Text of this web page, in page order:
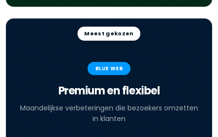
Meest gekozen
BLUE WEB
Premium en flexibel
Maandelijkse verbeteringen die bezoekers omzetten
in klanten